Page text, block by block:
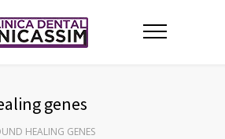
genes
HEALING GENES